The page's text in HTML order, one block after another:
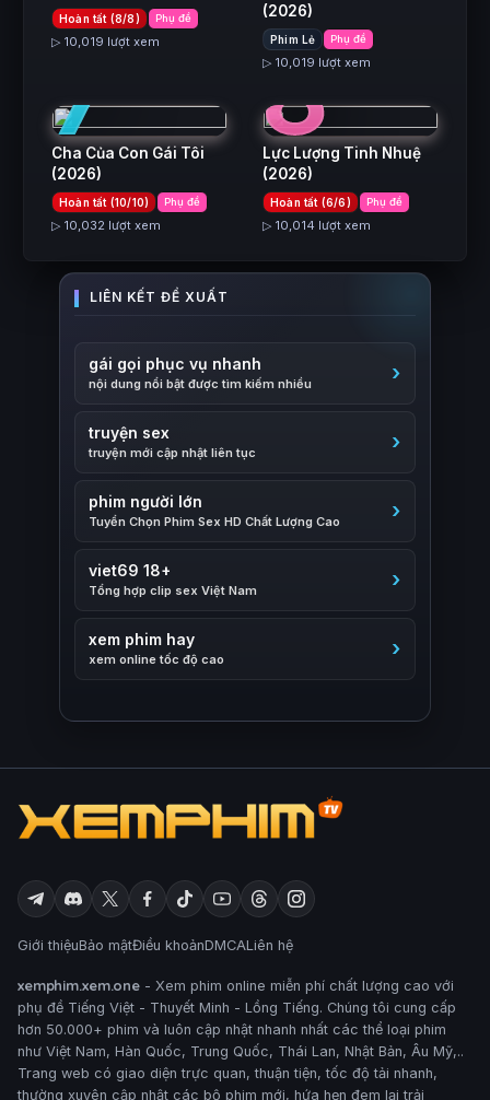
Hoàn tất (8/8) Phụ đề
▷ 10,019 lượt xem
(2026)
Phim Lẻ Phụ đề
▷ 10,019 lượt xem
7
Cha Của Con Gái Tôi
(2026)
Hoàn tất (10/10) Phụ đề
▷ 10,032 lượt xem
8
Lực Lượng Tinh Nhuệ
(2026)
Hoàn tất (6/6) Phụ đề
▷ 10,014 lượt xem
gái gọi phục vụ nhanh
nội dung nổi bật được tìm kiếm nhiều
truyện sex
truyện mới cập nhật liên tục
phim người lớn
Tuyển Chọn Phim Sex HD Chất Lượng Cao
viet69 18+
Tổng hợp clip sex Việt Nam
xem phim hay
xem online tốc độ cao
Giới thiệuBảo mậtĐiều khoảnDMCALiên hệ
xemphim.xem.one - Xem phim online miễn phí chất lượng cao với
phụ đề Tiếng Việt - Thuyết Minh - Lồng Tiếng. Chúng tôi cung cấp
hơn 50.000+ phim và luôn cập nhật nhanh nhất các thể loại phim
như Việt Nam, Hàn Quốc, Trung Quốc, Thái Lan, Nhật Bản, Âu Mỹ,..
Trang web có giao diện trực quan, thuận tiện, tốc độ tải nhanh,
thường xuyên cập nhật các bộ phim mới, hứa hẹn đem lại trải